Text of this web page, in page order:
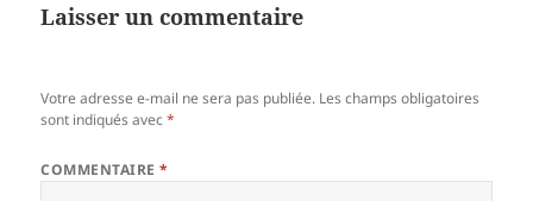
Laisser un commentaire
Votre adresse e-mail ne sera pas publiée. Les champs obligatoires
sont indiqués avec*
COMMENTAIRE*